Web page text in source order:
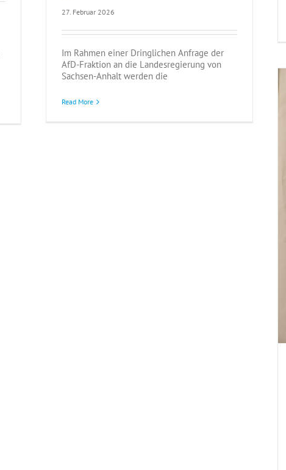
27. Februar 2026
Im Rahmen einer Dringlichen Anfrage der
AfD-Fraktion an die Landesregierung von
Sachsen-Anhalt werden die
Read More